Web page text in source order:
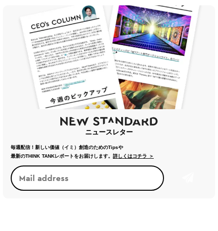
ニュースレター
毎週配信！新しい価値（イミ）創造のためのTipsや
最新のTHINK TANKレポートをお届けします。 詳しくはコチラ ＞